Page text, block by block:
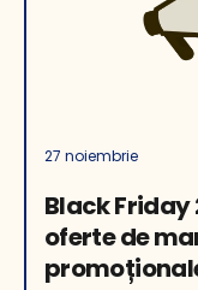
27 noiembrie
Black Friday
oferte de